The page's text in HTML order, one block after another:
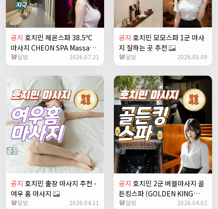
공지 호치민 체온스파 38.5ºC
마사지 CHEON SPA Massage
달밤 2026.07.21
공지 호치민 모모스파 1군 마사
지 잘하는 곳 추천
달밤 2026.05.09
공지 호치민 출장 마사지 추천 -
여우 홈 마사지
달밤 2026.04.11
공지 호치민 2군 버블마사지 골
든킹스파 (GOLDEN KING
SPA)
달밤 2026.04.02